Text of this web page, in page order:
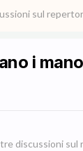
sul
i
discussioni sul